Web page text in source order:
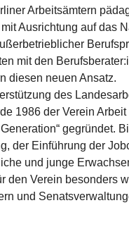
Arbeitsämtern
Ausrichtung auf das
mit den
diesen neuen Ansatz.
des
1986 der Verein Arbeit
gegründet.
der Einführung der
und junge
den Verein besonders
und